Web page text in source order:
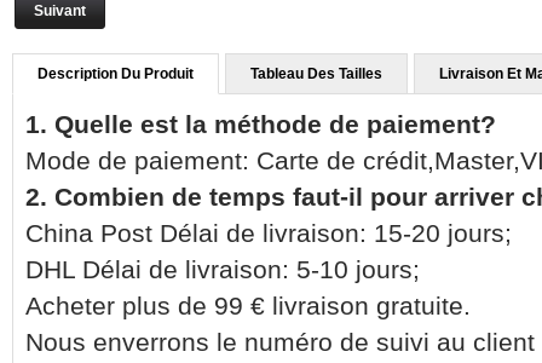
Suivant
Description Du Produit Tableau Des Tailles Livraison Et
1. Quelle est la méthode de paiement?
Mode de paiement: Carte de
2. Combien de temps faut-il pour arriver
China Post Délai de livraison: 15-20 jours;
DHL Délai de livraison: 5-10 jours;
Acheter plus de 99 € livraison gratuite.
Nous enverrons le numéro de suivi au